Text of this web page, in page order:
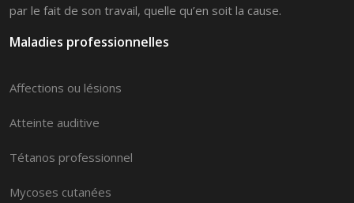
par le fait de son travail, quelle qu’en soit la cause.
Maladies professionnelles
Affections ou lésions
Atteinte auditive
Tétanos professionnel
Mycoses cutanées